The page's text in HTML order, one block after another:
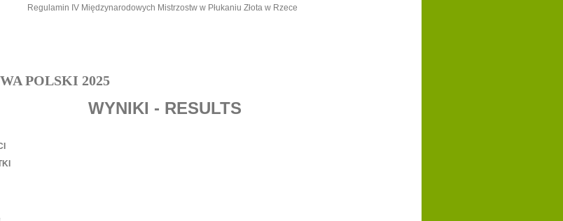
Regulamin IV Międzynarodowych Mistrzostw w Płukaniu Złota w Rzece
POLSKI 2025
WYNIKI - RESULTS